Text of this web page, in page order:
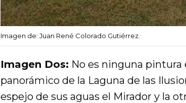
Imagen de: Juan René Colorado Gutiérrez.
Imagen Dos: No es ninguna pintura
panorámico de la Laguna de las
espejo de sus aguas el Mirador y la